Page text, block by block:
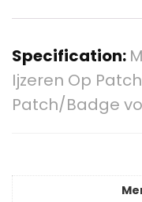
Specification:
Ijzeren Op
Patch/Badge